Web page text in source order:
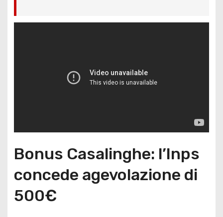
Bonus Casalinghe: l’Inps
concede agevolazione di
500€